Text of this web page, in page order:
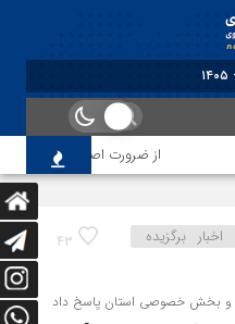
از ضرورت اصلاح رویه‌های
43
اخبار برگزیده
و بخش خصوصی استان پاسخ داد